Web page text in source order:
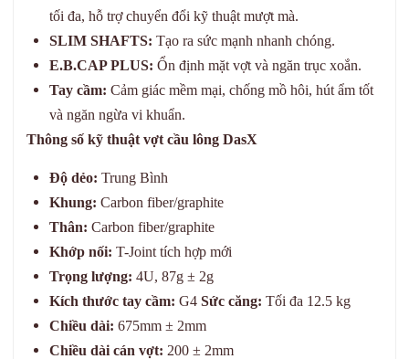
tối đa, hỗ trợ chuyển đổi kỹ thuật mượt mà.
SLIM SHAFTS: Tạo ra sức mạnh nhanh chóng.
E.B.CAP PLUS: Ổn định mặt vợt và ngăn trục xoắn.
Tay cầm: Cảm giác mềm mại, chống mồ hôi, hút ẩm tốt
và ngăn ngừa vi khuẩn.
Thông số kỹ thuật vợt cầu lông DasX
Độ dẻo: Trung Bình
Khung: Carbon fiber/graphite
Thân: Carbon fiber/graphite
Khớp nối: T-Joint tích hợp mới
Trọng lượng: 4U, 87g ± 2g
Kích thước tay cầm: G4 Sức căng: Tối đa 12.5 kg
Chiều dài: 675mm ± 2mm
Chiều dài cán vợt: 200 ± 2mm